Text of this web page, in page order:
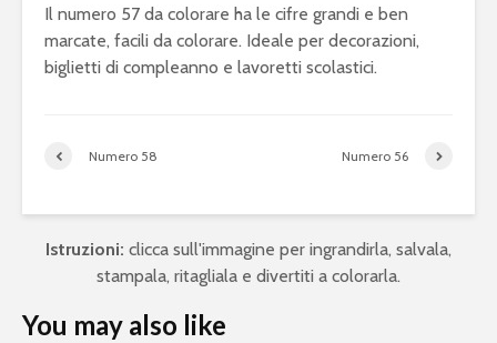
Il numero 57 da colorare ha le cifre grandi e ben
marcate, facili da colorare. Ideale per decorazioni,
biglietti di compleanno e lavoretti scolastici.
Numero 58 Numero 56
Istruzioni: clicca sull'immagine per ingrandirla, salvala,
stampala, ritagliala e divertiti a colorarla.
You may also like